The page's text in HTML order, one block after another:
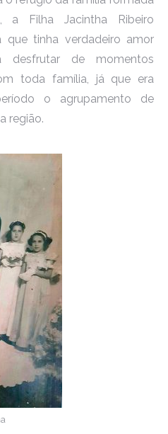
a Filha Jacintha Ribeiro
que tinha verdadeiro amor
desfrutar de momentos
toda família, já que era
o agrupamento de
região.